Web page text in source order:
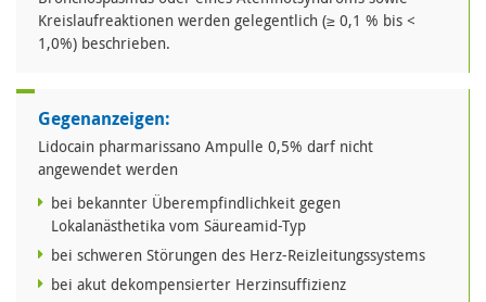
Kreislaufreaktionen werden gelegentlich (≥ 0,1 % bis <
1,0%) beschrieben.
Gegenanzeigen:
Lidocain pharmarissano Ampulle 0,5% darf nicht
angewendet werden
bei bekannter Überempfindlichkeit gegen
Lokalanästhetika vom Säureamid-Typ
bei schweren Störungen des Herz-Reizleitungssystems
bei akut dekompensierter Herzinsuffizienz